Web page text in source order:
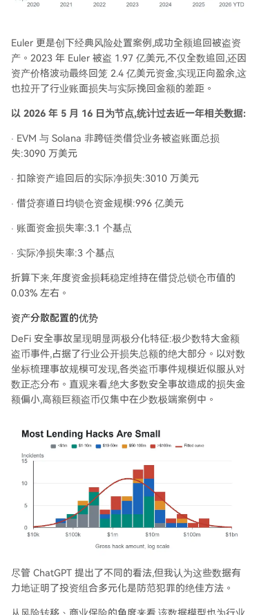
Euler 更是创下经典风险处置案例,成功全额追回被盗资
产。2023 年 Euler 被盗 1.97 亿美元,不仅全数追回,还因
资产价格波动最终回笼 2.4 亿美元资金,实现正向盈余,这
也拉开了行业账面损失与实际挽回金额的差距。
以 2026 年 5 月 16 日为节点,统计过去近一年相关数据:
· EVM 与 Solana 非跨链类借贷业务被盗账面总损
失:3090 万美元
· 扣除资产追回后的实际净损失:3010 万美元
· 借贷赛道日均锁仓资金规模:996 亿美元
· 账面资金损失率:3.1 个基点
· 实际净损失率:3 个基点
折算下来,年度资金损耗稳定维持在借贷总锁仓市值的
0.03% 左右。
资产分散配置的优势
DeFi 安全事故呈现明显两极分化特征:极少数特大金额
盗币事件,占据了行业公开损失总额的绝大部分。以对数
坐标梳理事故规模可发现,各类盗币事件规模近似服从对
数正态分布。直观来看,绝大多数安全事故造成的损失金
额偏小,高额巨额盗币仅集中在少数极端案例中。
尽管 ChatGPT 提出了不同的看法,但我认为这些数据有
力地证明了投资组合多元化是防范犯罪的绝佳方法。
从风险转移、商业保险的角度来看,该数据模型也为行业